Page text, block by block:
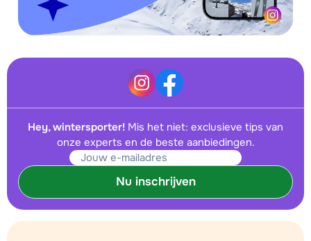
Hey, wintersporter! Mis het niet: exclusieve tips van
onze experts en de beste aanbiedingen.
Nu inschrijven